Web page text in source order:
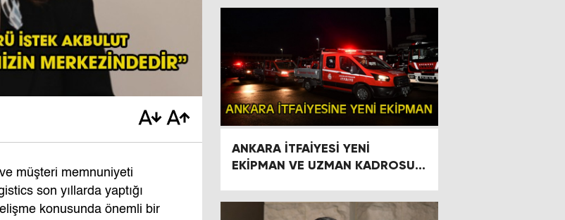
müşteri memnuniyeti
son yıllarda yaptığı
konusunda önemli bir
ANKARA İTFAİYESİ YENİ
EKİPMAN VE UZMAN KADROSU